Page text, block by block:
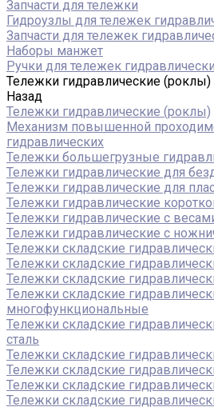
Запчасти для тележки
Гидроузлы для тележек
Запчасти для тележек
Наборы манжет
Ручки для тележек
Тележки гидравлические (роклы)
Назад
Тележки гидравлические (роклы)
Механизм повышенной
гидравлических
Тележки большегрузные
Тележки гидравлические для
Тележки гидравлические для
Тележки гидравлические
Тележки гидравлические с
Тележки гидравлические с
Тележки складские
Тележки складские
Тележки складские
Тележки складские
многофункциональные
Тележки складские
сталь
Тележки складские
Тележки складские
Тележки складские
Тележки складские